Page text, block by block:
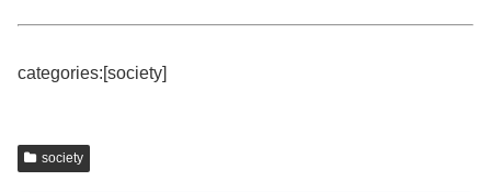
categories:[society]
society